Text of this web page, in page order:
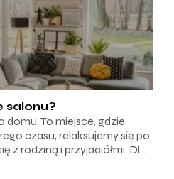
salonu?
domu. To miejsce, gdzie
czasu, relaksujemy się po
z rodziną i przyjaciółmi. Dl...